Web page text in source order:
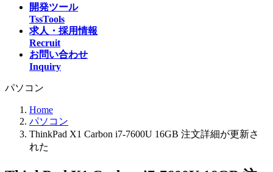
開発ツール
TssTools
求人・採用情報
Recruit
お問い合わせ
Inquiry
パソコン
Home
パソコン
ThinkPad X1 Carbon i7-7600U 16GB 注文詳細が更新さ
れた